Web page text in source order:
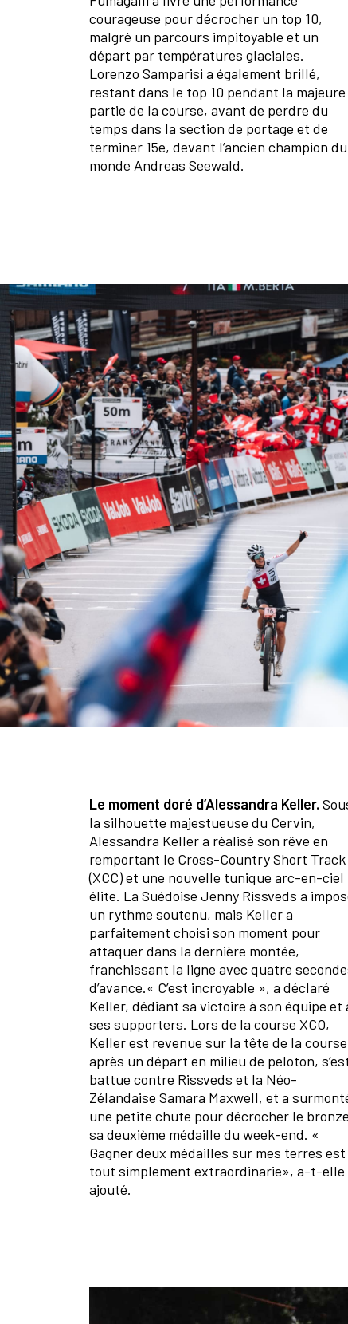
courageuse pour décrocher un top 10,
malgré un parcours impitoyable et un
départ par températures glaciales.
Lorenzo Samparisi a également brillé,
restant dans le top 10 pendant la majeure
partie de la course, avant de perdre du
temps dans la section de portage et de
terminer 15e, devant l’ancien champion du
monde Andreas Seewald.
Le moment doré d’Alessandra Keller.
la silhouette majestueuse du Cervin,
Alessandra Keller a réalisé son rêve en
remportant le Cross-Country Short Track
(XCC) et une nouvelle tunique arc-en-ciel
élite. La Suédoise Jenny Rissveds a
un rythme soutenu, mais Keller a
parfaitement choisi son moment pour
attaquer dans la dernière montée,
franchissant la ligne avec quatre
d’avance.« C’est incroyable », a déclaré
Keller, dédiant sa victoire à son équipe et
ses supporters. Lors de la course XCO,
Keller est revenue sur la tête de la course
après un départ en milieu de peloton,
battue contre Rissveds et la Néo-
Zélandaise Samara Maxwell, et a
une petite chute pour décrocher le
sa deuxième médaille du week-end. «
Gagner deux médailles sur mes terres est
tout simplement extraordinarie», a-t-elle
ajouté.